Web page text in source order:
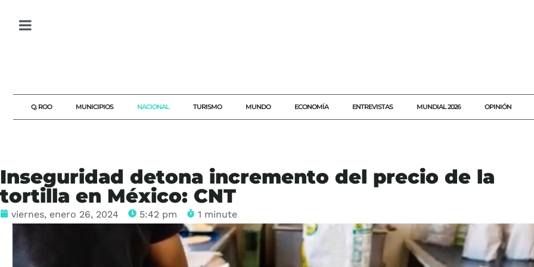
Q. ROO MUNICIPIOS NACIONAL TURISMO MUNDO ECONOMÍA ENTREVISTAS MUNDIAL 2026 OPINIÓN
Inseguridad detona incremento del precio de la
tortilla en México: CNT
viernes, enero 26, 2024 5:42 pm 1 minute